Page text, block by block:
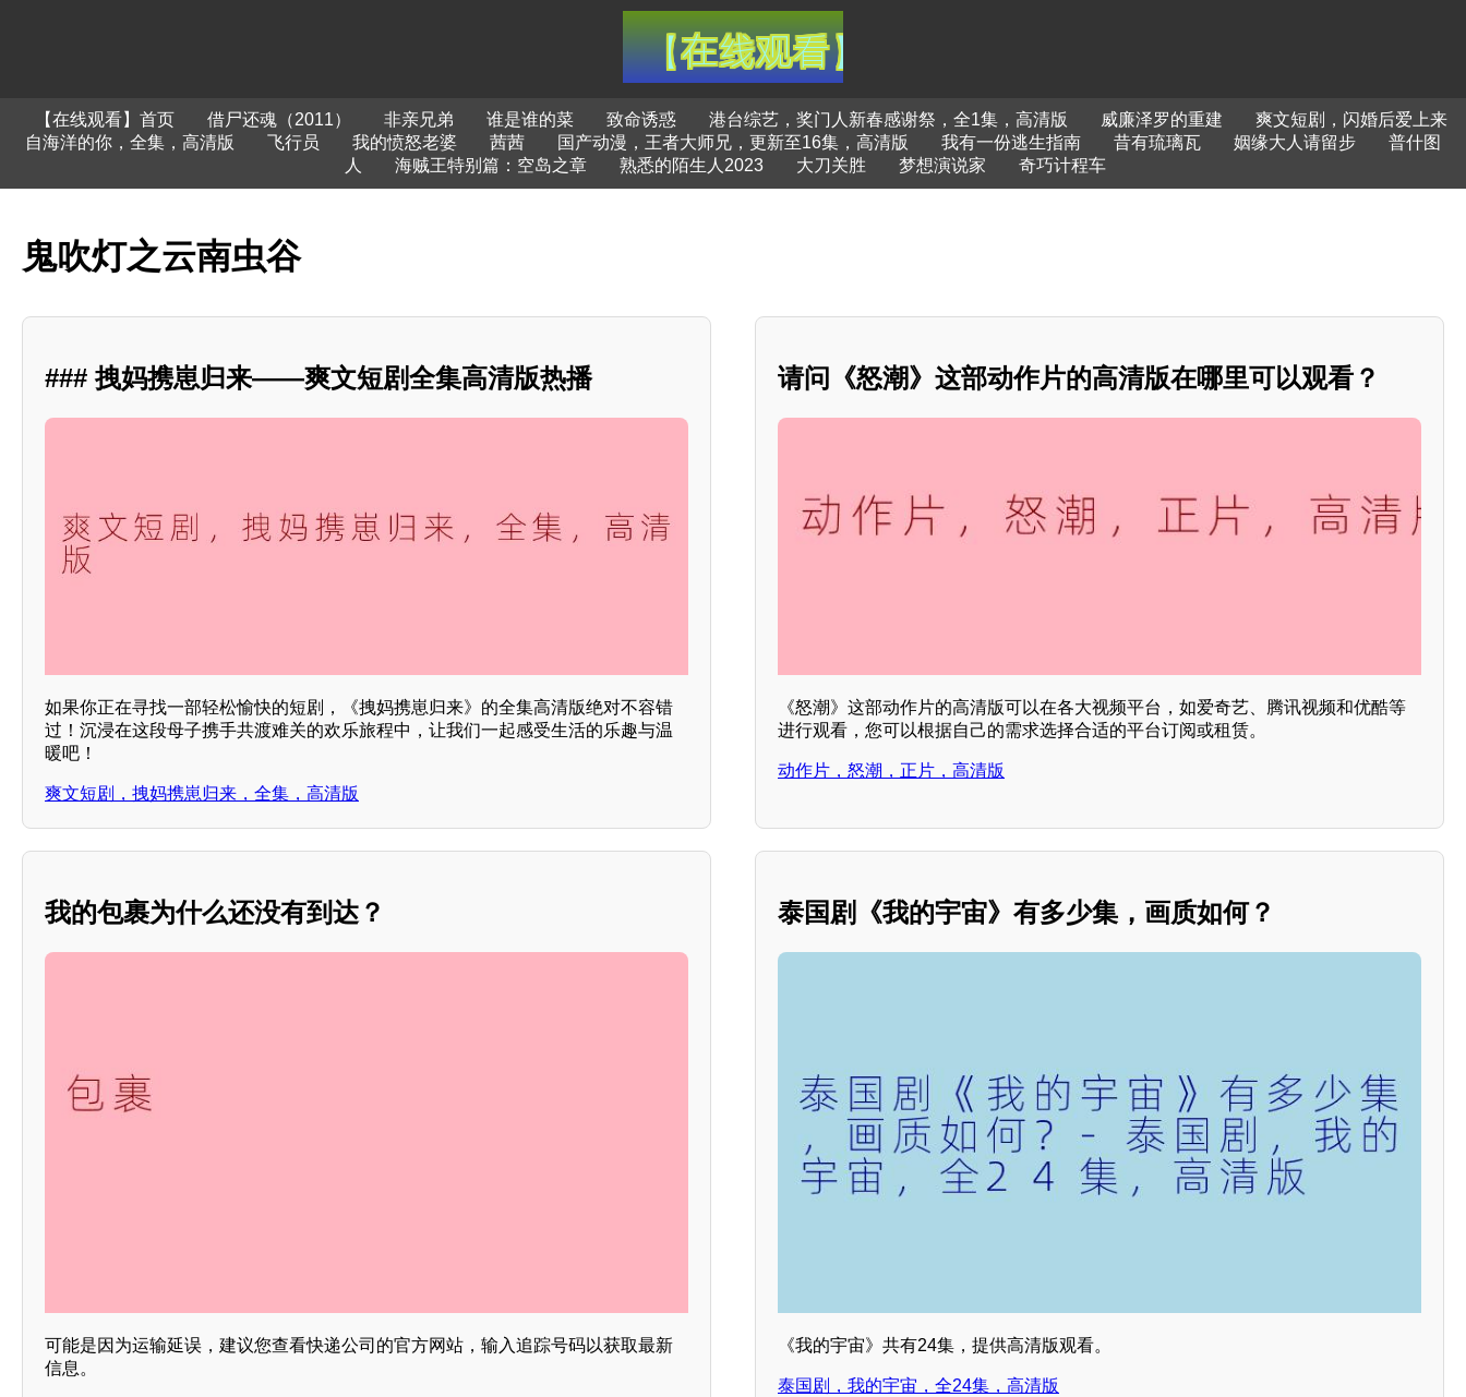
【在线观看】首页 借尸还魂（2011） 非亲兄弟 谁是谁的菜 致命诱惑 港台综艺，奖门人新春感谢祭，全1集，高清版 威廉泽罗的重建
爽文短剧，闪婚后爱上来
自海洋的你，全集，高清版
飞行员 我的愤怒老婆 茜茜 国产动漫，王者大师兄，更新至16集，高清版 我有一份逃生指南 昔有琉璃瓦 姻缘大人请留步
普什图
人
海贼王特别篇：空岛之章 熟悉的陌生人2023 大刀关胜 梦想演说家 奇巧计程车
鬼吹灯之云南虫谷
### 拽妈携崽归来——爽文短剧全集高清版热播
如果你正在寻找一部轻松愉快的短剧，《拽妈携崽归来》的全集高清版绝对不容错
过！沉浸在这段母子携手共渡难关的欢乐旅程中，让我们一起感受生活的乐趣与温
暖吧！
爽文短剧，拽妈携崽归来，全集，高清版
请问《怒潮》这部动作片的高清版在哪里可以观看？
《怒潮》这部动作片的高清版可以在各大视频平台，如爱奇艺、腾讯视频和优酷等
进行观看，您可以根据自己的需求选择合适的平台订阅或租赁。
动作片，怒潮，正片，高清版
我的包裹为什么还没有到达？
可能是因为运输延误，建议您查看快递公司的官方网站，输入追踪号码以获取最新
信息。
泰国剧《我的宇宙》有多少集，画质如何？
《我的宇宙》共有24集，提供高清版观看。
泰国剧，我的宇宙，全24集，高清版